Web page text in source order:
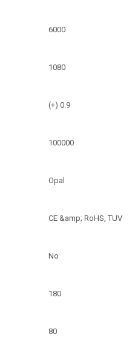
6000
1080
(+) 0.9
100000
Opal
CE &amp; RoHS, TUV
No
180
80